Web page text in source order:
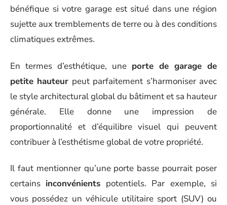
bénéfique si votre garage est situé dans une région
sujette aux tremblements de terre ou à des conditions
climatiques extrêmes.
En termes d’esthétique, une porte de garage de
petite hauteur peut parfaitement s’harmoniser avec
le style architectural global du bâtiment et sa hauteur
générale. Elle donne une impression de
proportionnalité et d’équilibre visuel qui peuvent
contribuer à l’esthétisme global de votre propriété.
Il faut mentionner qu’une porte basse pourrait poser
certains inconvénients potentiels. Par exemple, si
vous possédez un véhicule utilitaire sport (SUV) ou